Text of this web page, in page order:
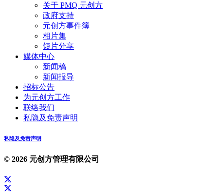
关于 PMQ 元创方
政府支持
元创方事件簿
相片集
短片分享
媒体中心
新闻稿
新闻报导
招标公告
为元创方工作
联络我们
私隐及免责声明
私隐及免责声明
© 2026 元创方管理有限公司